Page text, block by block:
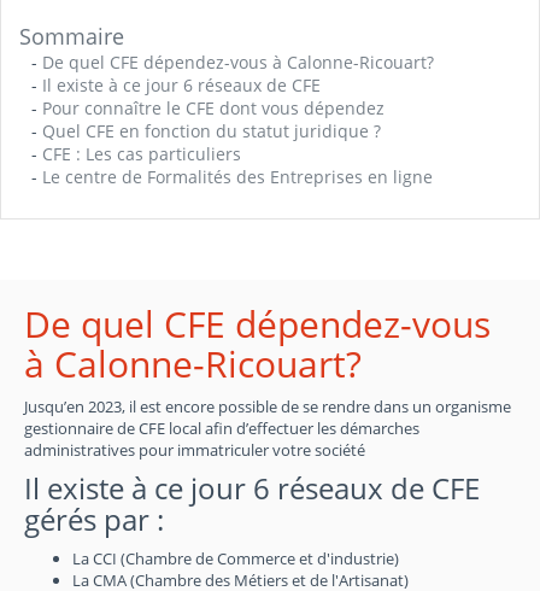
Sommaire
- De quel CFE dépendez-vous à Calonne-Ricouart?
- Il existe à ce jour 6 réseaux de CFE
- Pour connaître le CFE dont vous dépendez
- Quel CFE en fonction du statut juridique ?
- CFE : Les cas particuliers
- Le centre de Formalités des Entreprises en ligne
De quel CFE dépendez-vous
à Calonne-Ricouart?
Jusqu’en 2023, il est encore possible de se rendre dans un organisme
gestionnaire de CFE local afin d’effectuer les démarches
administratives pour immatriculer votre société
Il existe à ce jour 6 réseaux de CFE
gérés par :
La CCI (Chambre de Commerce et d'industrie)
La CMA (Chambre des Métiers et de l'Artisanat)